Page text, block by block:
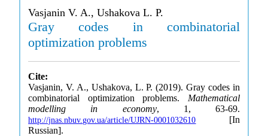
Vasjanin V. A., Ushakova L. P.
Gray codes in combinatorial
optimization problems
Cite:
Vasjanin, V. A., Ushakova, L. P. (2019). Gray codes in
combinatorial optimization problems. Mathematical
modelling in economy, 1, 63-69.
http://jnas.nbuv.gov.ua/article/UJRN-0001032610 [In
Russian].